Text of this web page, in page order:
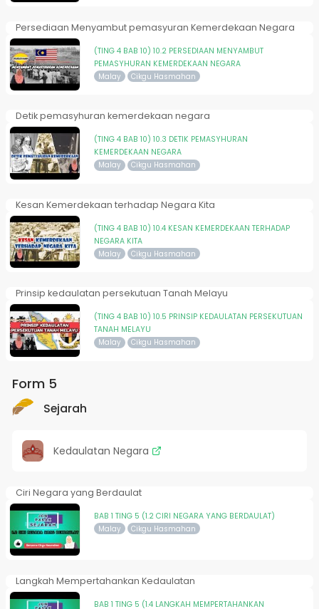
Persediaan Menyambut pemasyuran Kemerdekaan Negara
(TING 4 BAB 10) 10.2 PERSEDIAAN MENYAMBUT
PEMASYHURAN KEMERDEKAAN NEGARA
Malay Cikgu Hasmahan
Detik pemasyhuran kemerdekaan negara
(TING 4 BAB 10) 10.3 DETIK PEMASYHURAN
KEMERDEKAAN NEGARA
Malay Cikgu Hasmahan
Kesan Kemerdekaan terhadap Negara Kita
(TING 4 BAB 10) 10.4 KESAN KEMERDEKAAN TERHADAP
NEGARA KITA
Malay Cikgu Hasmahan
Prinsip kedaulatan persekutuan Tanah Melayu
(TING 4 BAB 10) 10.5 PRINSIP KEDAULATAN PERSEKUTUAN
TANAH MELAYU
Malay Cikgu Hasmahan
Form 5
Sejarah
Kedaulatan Negara
Ciri Negara yang Berdaulat
BAB 1 TING 5 (1.2 CIRI NEGARA YANG BERDAULAT)
Malay Cikgu Hasmahan
Langkah Mempertahankan Kedaulatan
BAB 1 TING 5 (1.4 LANGKAH MEMPERTAHANKAN